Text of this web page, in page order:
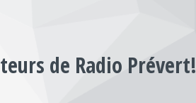
de Radio Prévert!